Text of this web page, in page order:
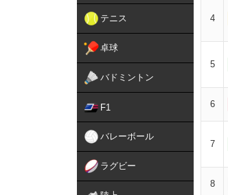
テニス
卓球
バドミントン
F1
バレーボール
ラグビー
4
5
6
7
8